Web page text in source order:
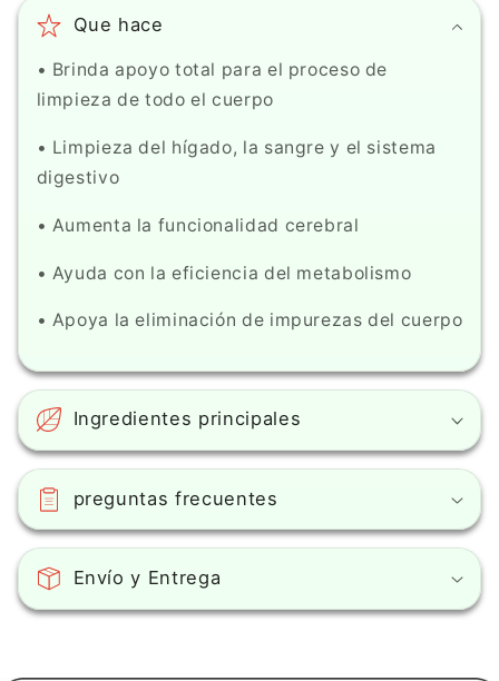
Que hace
• Brinda apoyo total para el proceso de
limpieza de todo el cuerpo
• Limpieza del hígado, la sangre y el sistema
digestivo
• Aumenta la funcionalidad cerebral
• Ayuda con la eficiencia del metabolismo
• Apoya la eliminación de impurezas del cuerpo
Ingredientes principales
preguntas frecuentes
Envío y Entrega